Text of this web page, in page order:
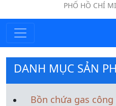
PHỐ HỒ CHÍ
DANH MỤC SẢN
Bồn chứa gas